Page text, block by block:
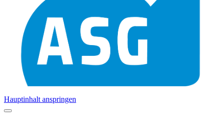
Hauptinhalt anspringen